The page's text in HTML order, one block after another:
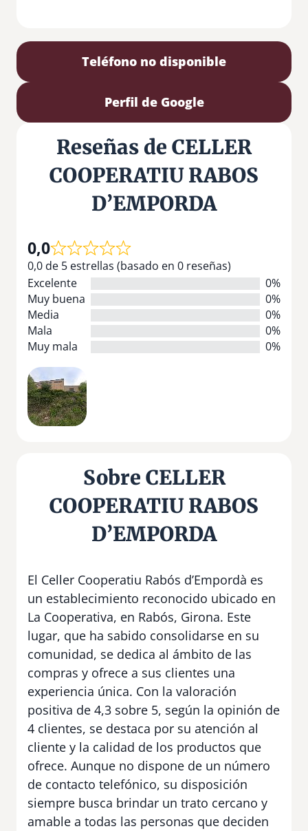
Teléfono no disponible
Perfil de Google
Reseñas de CELLER
COOPERATIU RABOS
D’EMPORDA
0,0
0,0 de 5 estrellas (basado en 0 reseñas)
Excelente
0%
Muy buena
0%
Media
0%
Mala
0%
Muy mala
0%
Sobre CELLER
COOPERATIU RABOS
D’EMPORDA
El Celler Cooperatiu Rabós d’Empordà es
un establecimiento reconocido ubicado en
La Cooperativa, en Rabós, Girona. Este
lugar, que ha sabido consolidarse en su
comunidad, se dedica al ámbito de las
compras y ofrece a sus clientes una
experiencia única. Con la valoración
positiva de 4,3 sobre 5, según la opinión de
4 clientes, se destaca por su atención al
cliente y la calidad de los productos que
ofrece. Aunque no dispone de un número
de contacto telefónico, su disposición
siempre busca brindar un trato cercano y
amable a todas las personas que deciden